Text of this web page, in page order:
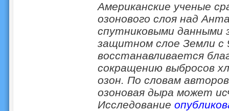
Американские ученые
озонового слоя над
спутниковыми данными
защитном слое Земли с
восстанавливается
сокращению выбросов
озон. По словам
озоновая дыра может
Исследование